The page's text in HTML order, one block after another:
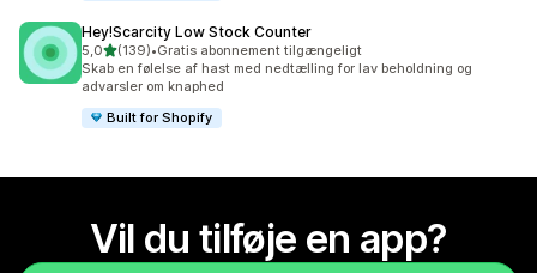
Hey!Scarcity Low Stock Counter
5,0ud af 5 stjerner
(139)
139 anmeldelser i alt
•Gratis abonnement tilgængeligt
Skab en følelse af hast med nedtælling for lav beholdning og
advarsler om knaphed
Built for Shopify
Vil du tilføje en app?